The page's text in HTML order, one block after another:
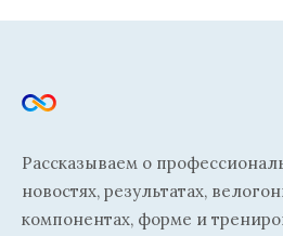
Рассказываем о
новостях, результатах,
компонентах, форме и